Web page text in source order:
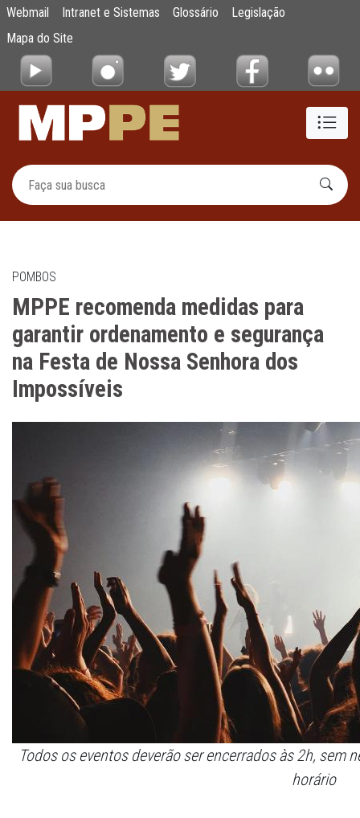
Pular para o Conteúdo principal
MPPE recomenda medidas para garantir
Webmail Intranet e Sistemas Glossário
Legislação
Mapa do Site
POMBOS
MPPE recomenda medidas para
garantir ordenamento e segurança
na Festa de Nossa Senhora dos
Impossíveis
Todos os eventos deverão ser encerrados às 2h, sem
horário